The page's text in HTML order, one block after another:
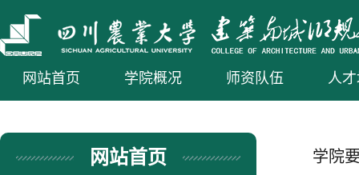
网站首页 学院概况 师资队伍 人
网站首页 学院